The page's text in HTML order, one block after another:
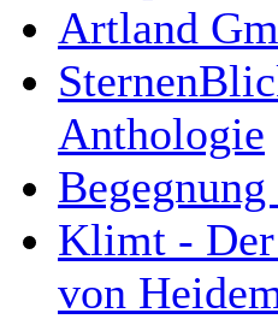
Artland
Anthologie
Klimt - Der
von